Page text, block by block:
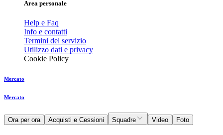
Area personale
Help e Faq
Info e contatti
Termini del servizio
Utilizzo dati e privacy
Cookie Policy
Mercato
Mercato
Ora per ora Acquisti e Cessioni Squadre Video Foto